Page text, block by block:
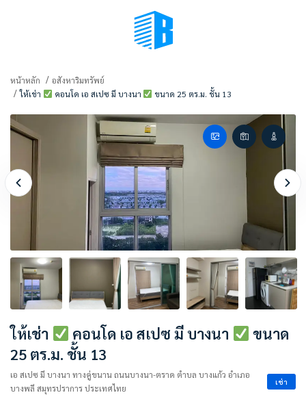
(เลือกมุมมอง)
หน้าหลัก
อสังหาริมทรัพย์
ให้เช่า
คอนโด เอ สเปซ มี บางนา ขนาด 25 ตร.ม. ชั้น 13
ให้เช่า คอนโด เอ สเปซ มี บางนา
ขนาด
25 ตร.ม. ชั้น 13
เอ สเปซ มี บางนา ทางคู่ขนาน ถนนบางนา-ตราด ตำบล บางแก้ว อำเภอ
บางพลี สมุทรปราการ ประเทศไทย
เช่า